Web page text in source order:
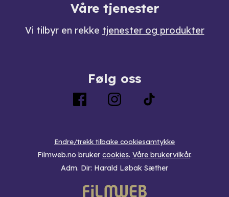
Våre tjenester
Vi tilbyr en rekke tjenester og produkter
Følg oss
Endre/trekk tilbake cookiesamtykke
Filmweb.no bruker cookies. Våre brukervilkår.
Adm. Dir: Harald Løbak Sæther